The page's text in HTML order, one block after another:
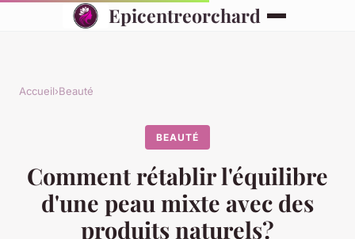
Epicentreorchard
Accueil›Beauté
BEAUTÉ
Comment rétablir l'équilibre
d'une peau mixte avec des
produits naturels?